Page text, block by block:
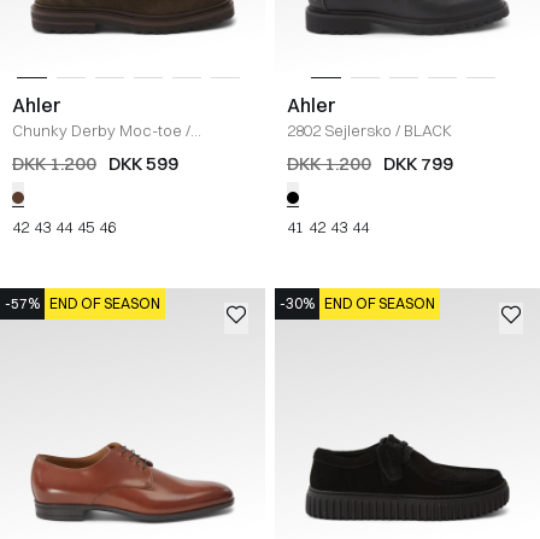
Ahler
Chunky Derby Moc-toe /
GREY/BROWN
DKK 1.200 DKK 599
42 43 44 45 46
Ahler
2802 Sejlersko / BLACK
DKK 1.200 DKK 799
41 42 43 44
-57% END OF SEASON -30% END OF SEASON